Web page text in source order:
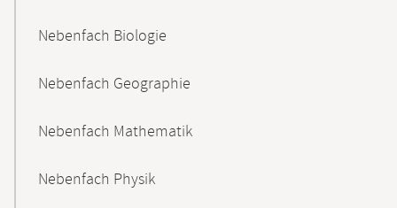
Nebenfach Biologie
Nebenfach Geographie
Nebenfach Mathematik
Nebenfach Physik